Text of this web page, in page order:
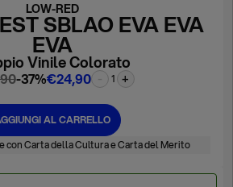
LOW-RED
SBLAO EVA EVA
EVA
Vinile Colorato
-37%€24,90 - 1 +
AL CARRELLO
con Carta della Cultura e Carta del Merito